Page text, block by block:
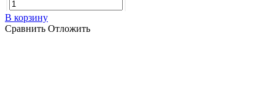
В корзину
Сравнить Отложить